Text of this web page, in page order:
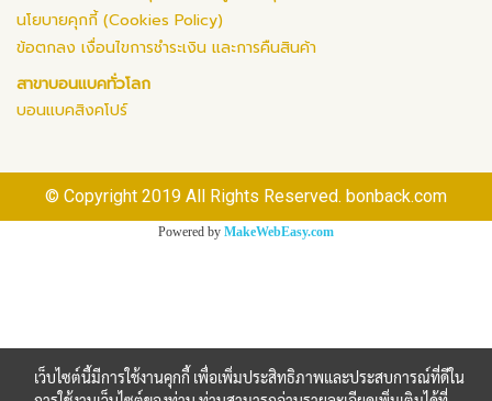
นโยบายคุกกี้ (Cookies Policy)
ข้อตกลง เงื่อนไขการชำระเงิน และการคืนสินค้า
สาขาบอนแบคทั่วโลก
บอนแบคสิงคโปร์
© Copyright 2019 All Rights Reserved. bonback.com
Powered by MakeWebEasy.com
เว็บไซต์นี้มีการใช้งานคุกกี้ เพื่อเพิ่มประสิทธิภาพและประสบการณ์ที่ดีใน